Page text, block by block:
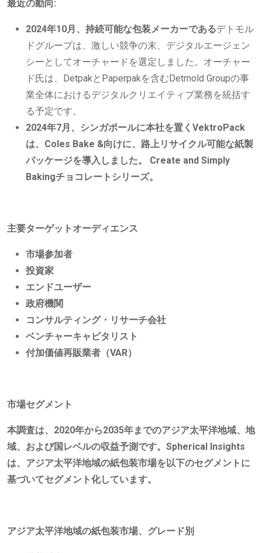
最近の動向:
2024年10月、持続可能な包装メーカーであるデトモル
ドグループは、激しい競争の末、デジタルエージェン
シーとしてオーチャードを選定しました。オーチャー
ド氏は、DetpakとPaperpakを含むDetmold Groupの事
業全体におけるデジタルクリエイティブ業務を統括す
る予定です。
2024年7月、シンガポールに本社を置くVektroPack
は、Coles Bake &向けに、路上リサイクル可能な紙製
パッケージを導入しました。 Create and Simply
Bakingチョコレートシリーズ。
主要ターゲットオーディエンス
市場参加者
投資家
エンドユーザー
政府機関
コンサルティング・リサーチ会社
ベンチャーキャピタリスト
付加価値再販業者（VAR）
市場セグメント
本調査は、2020年から2035年までのアジア太平洋地域、地
域、および国レベルの収益予測です。Spherical Insights
は、アジア太平洋地域の紙包装市場を以下のセグメントに
基づいてセグメント化しています。
アジア太平洋地域の紙包装市場、グレード別